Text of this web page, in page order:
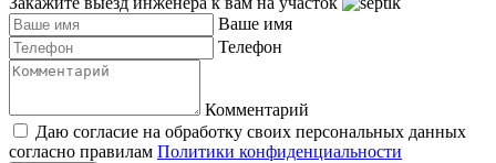
Ваше имя
Телефон
Комментарий
Даю согласие на обработку своих персональных данных
согласно правилам Политики конфиденциальности